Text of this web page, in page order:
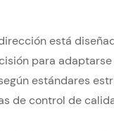
está
para
estándares
de control de